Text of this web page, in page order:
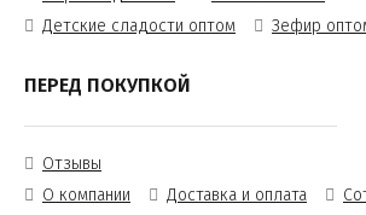
Детские сладости оптом
Зефир
ПЕРЕД ПОКУПКОЙ
Отзывы
О компании
Доставка и оплата